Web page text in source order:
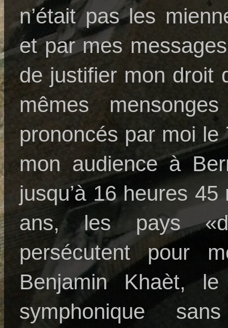
n’était pas les
et par mes
de justifier mon droit
mêmes
prononcés par moi
mon audience à
jusqu’à 16 heures
ans, les pays
persécutent pour
Benjamin Khaèt,
symphonique